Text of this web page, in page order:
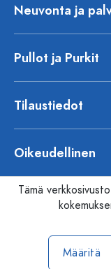
Neuvonta ja
Pullot ja Purkit
Tilaustiedot
Oikeudellinen
Tämä
Määritä